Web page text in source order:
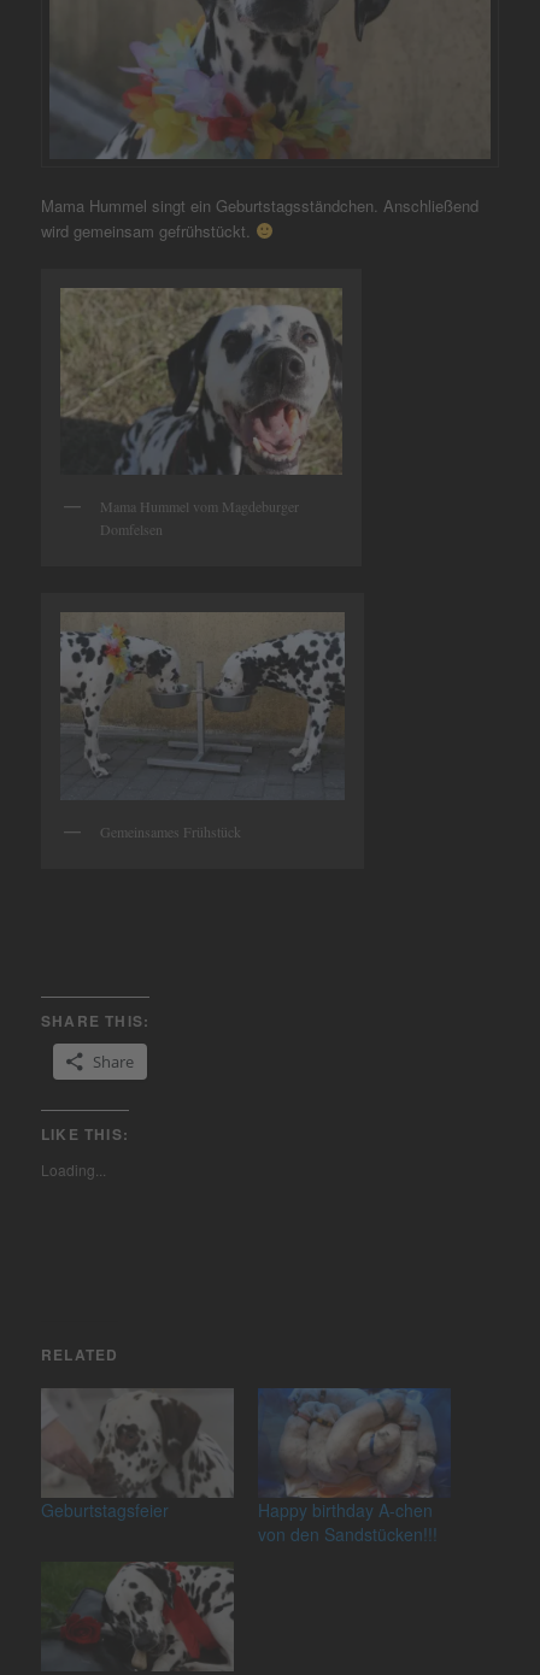
Mama Hummel singt ein Geburtstagsständchen. Anschließend
wird gemeinsam gefrühstückt.
Mama Hummel vom Magdeburger
Domfelsen
Gemeinsames Frühstück
SHARE THIS:
Share
LIKE THIS:
Loading...
RELATED
Geburtstagsfeier
Happy birthday A-chen
von den Sandstücken!!!